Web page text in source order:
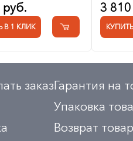
руб.
В 1 КЛИК
3
заказГарантия на
Упаковка
Возврат